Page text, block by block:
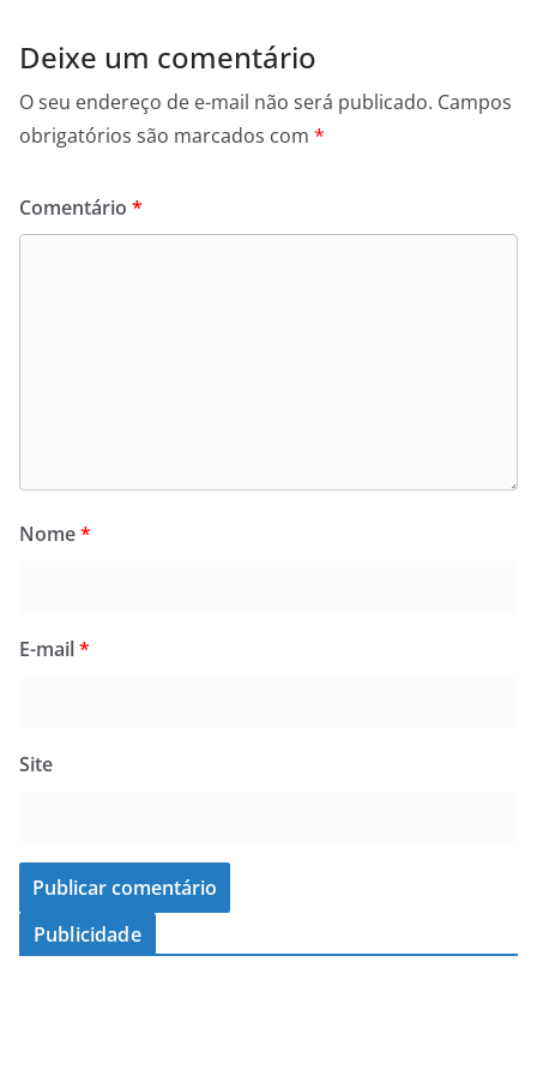
Deixe um comentário
O seu endereço de e-mail não será publicado. Campos
obrigatórios são marcados com *
Comentário *
Nome*
E-mail*
Site
Publicidade